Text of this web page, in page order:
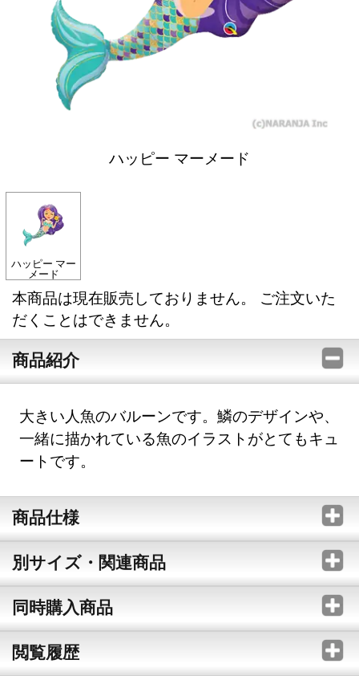
ハッピー マーメード
ハッピー マー
メード
本商品は現在販売しておりません。 ご注文いた
だくことはできません。
商品紹介
大きい人魚のバルーンです。鱗のデザインや、
一緒に描かれている魚のイラストがとてもキュ
ートです。
商品仕様
別サイズ・関連商品
同時購入商品
閲覧履歴